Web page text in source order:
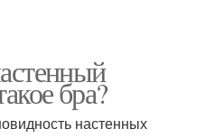
бра?
настенных